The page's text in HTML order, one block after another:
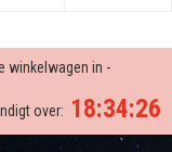
winkelwagen in -
18:34:25
over: